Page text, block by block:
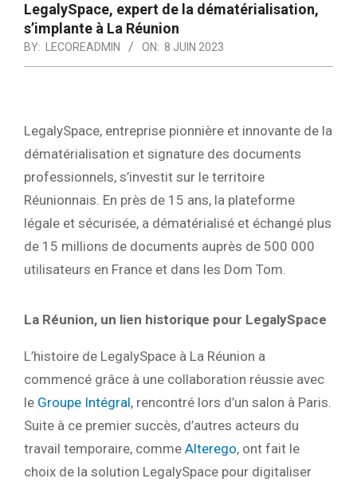
LegalySpace, expert de la dématérialisation,
s’implante à La Réunion
BY: LECOREADMIN ON: 8 JUIN 2023
LegalySpace, entreprise pionnière et innovante de la
dématérialisation et signature des documents
professionnels, s’investit sur le territoire
Réunionnais. En près de 15 ans, la plateforme
légale et sécurisée, a dématérialisé et échangé plus
de 15 millions de documents auprès de 500 000
utilisateurs en France et dans les Dom Tom.
La Réunion, un lien historique pour LegalySpace
L’histoire de LegalySpace à La Réunion a
commencé grâce à une collaboration réussie avec
le Groupe Intégral, rencontré lors d’un salon à Paris.
Suite à ce premier succès, d’autres acteurs du
travail temporaire, comme Alterego, ont fait le
choix de la solution LegalySpace pour digitaliser